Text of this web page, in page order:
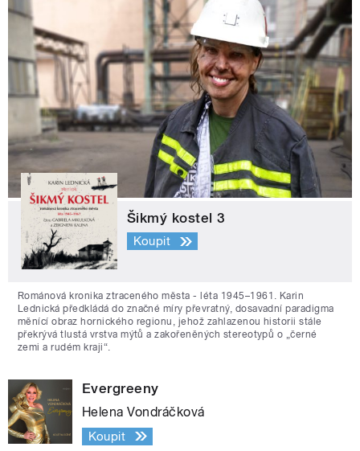
Šikmý kostel 3
Koupit
Románová kronika ztraceného města - léta 1945–1961. Karin
Lednická předkládá do značné míry převratný, dosavadní paradigma
měnící obraz hornického regionu, jehož zahlazenou historii stále
překrývá tlustá vrstva mýtů a zakořeněných stereotypů o „černé
zemi a rudém kraji“.
Evergreeny
Helena Vondráčková
Koupit